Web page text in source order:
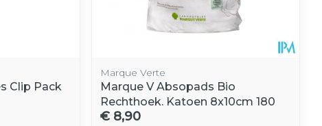
Clip Pack
Marque Verte
Marque V Absopads Bio
Rechthoek. Katoen 8x10cm 180
€ 8,90